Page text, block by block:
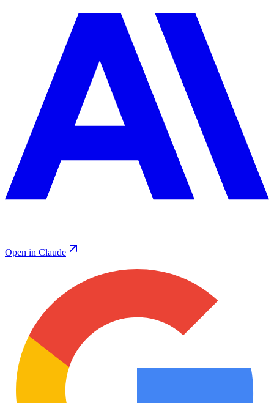
Open in Claude